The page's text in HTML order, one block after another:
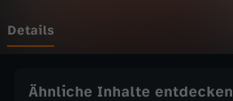
t
Details
Ähnliche Inhalte entdecken